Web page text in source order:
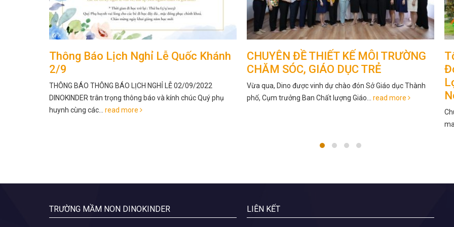
CHUYÊN ĐỀ THIẾT KẾ MÔI TRƯỜNG
CHĂM SÓC, GIÁO DỤC TRẺ
Vừa qua, Dino được vinh dự chào đón Sở Giáo dục Thành
phố, Cụm trưởng Ban Chất lượng Giáo...read more
Tổ Chức Dã Ngoại Cho Trẻ Mầm Non
Đóng Vai Trò Như Thế Nào? Những
Lợi ích Kì Diệu Dành Cho Trẻ Mầm
Non
?
TRƯỜNG MẦM NON DINOKINDER LIÊN KẾT